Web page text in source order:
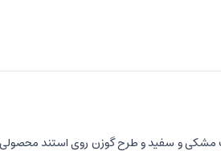
و سفید و طرح گوزن روی استند محصولی